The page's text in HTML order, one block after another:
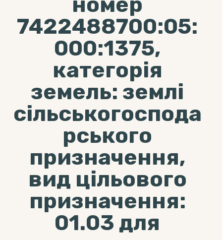
7422488700:05:
000:1375,
категорія
земель: землі
сільськогоспода
рського
призначення,
вид цільового
призначення:
01.03 для